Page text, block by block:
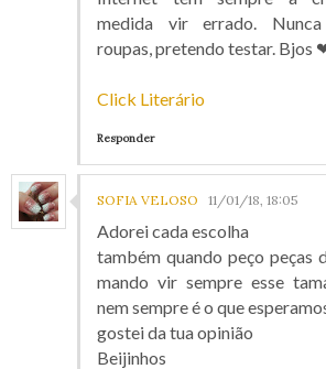
medida vir errado.
roupas, pretendo testar. Bjos
Click Literário
Responder
SOFIA VELOSO 11/01/18, 18:05
Adorei cada escolha
também quando peço peças
mando vir sempre esse
nem sempre é o que
gostei da tua opinião
Beijinhos